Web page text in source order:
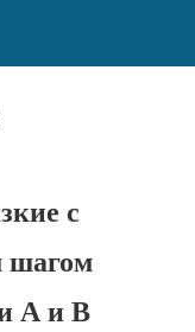
с
шагом
А и В